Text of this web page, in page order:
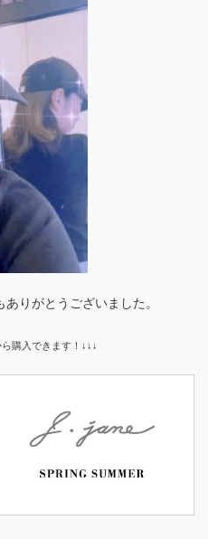
りがとうございました。
購入できます！↓↓↓